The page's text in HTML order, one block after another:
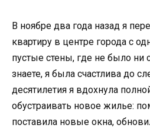
В ноябре два года назад я
квартиру в центре города с
пустые стены, где не было ни
знаете, я была счастлива до
десятилетия я вдохнула
обустраивать новое жилье:
поставила новые окна,